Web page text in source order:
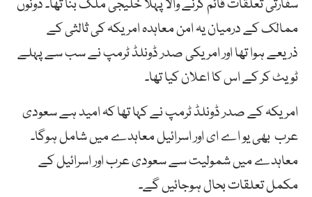
سفارتی تعلقات قائم کرنے والا پہلا خلیجی ملک بنا تھا۔ دونوں
ممالک کے درمیان یہ امن معاہدہ امریکہ کی ثالثی کے
ذریعے ہوا تھا اور امریکی صدر ڈونلڈ ٹرمپ نے سب سے پہلے
ٹویٹ کر کے اس کا اعلان کیا تھا۔
امریکہ کے صدر ڈونلڈ ٹرمپ نے کہا تھا کہ امید ہے سعودی
عرب بھی یو اے ای اور اسرائیل معاہدے میں شامل ہوگا۔
معاہدے میں شمولیت سے سعودی عرب اور اسرائیل کے
مکمل تعلقات بحال ہوجائیں گے۔